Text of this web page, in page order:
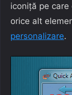
iconiță pe
orice alt
personalizare.